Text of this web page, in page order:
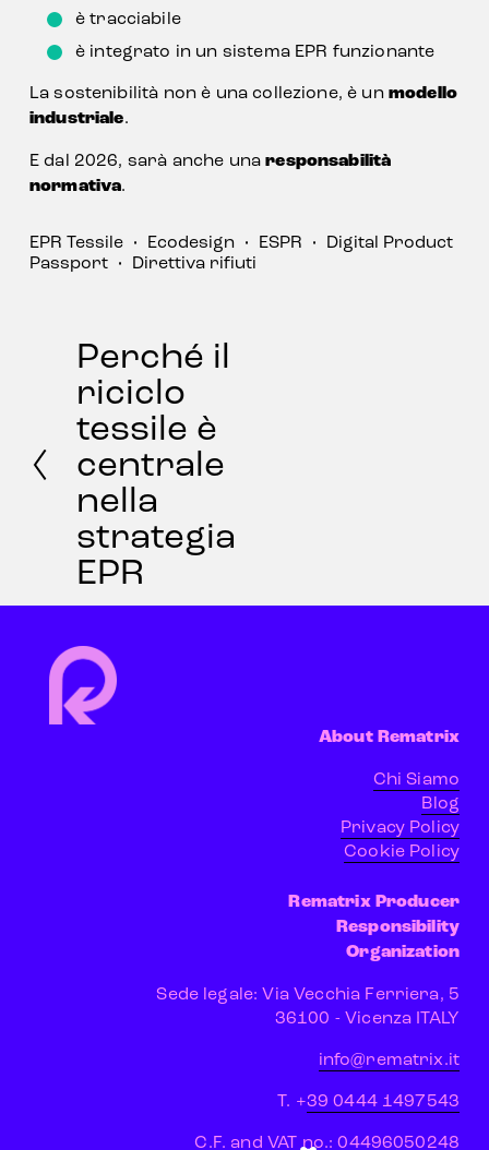
è tracciabile
è integrato in un sistema EPR funzionante
La sostenibilità non è una collezione, è un modello
industriale.
E dal 2026, sarà anche una responsabilità
normativa.
EPR Tessile Ecodesign ESPR
Digital Product
Passport
Direttiva rifiuti
B
c
k
Perché il
riciclo
tessile è
centrale
nella
strategia
EPR
About Rematrix
Chi Siamo
Blog
Privacy Policy
Cookie Policy
Rematrix Producer
Responsibility
Organization
Sede legale: Via Vecchia Ferriera, 5
36100 - Vicenza ITALY
info@rematrix.it
T. +39 0444 1497543
C.F. and VAT no.: 04496050248